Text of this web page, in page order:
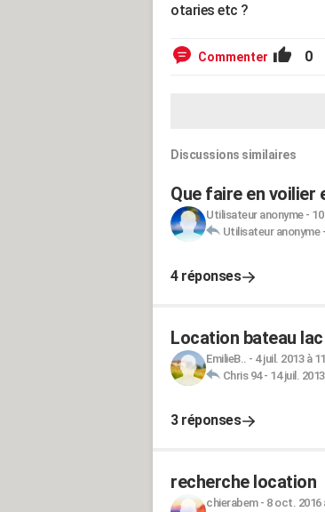
otaries etc ?
Commenter 0
Discussions similaires
Que faire en
Utilisateur anonyme-
Utilisateur anonyme-
4 réponses
Location bateau
EmilieB.. - 4 juil. 2013 à
Chris 94- 14 juil.
3 réponses
recherche location
chierabem- 8 oct. 2016